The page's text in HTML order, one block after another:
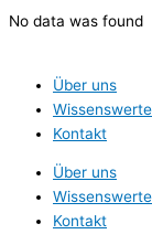
No data was found
Über uns
Kontakt
Über uns
Kontakt